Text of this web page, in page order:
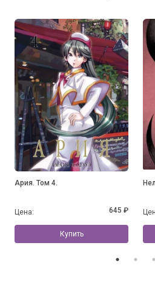
Ария. Том 4.
Цена: 645 ₽
Купить